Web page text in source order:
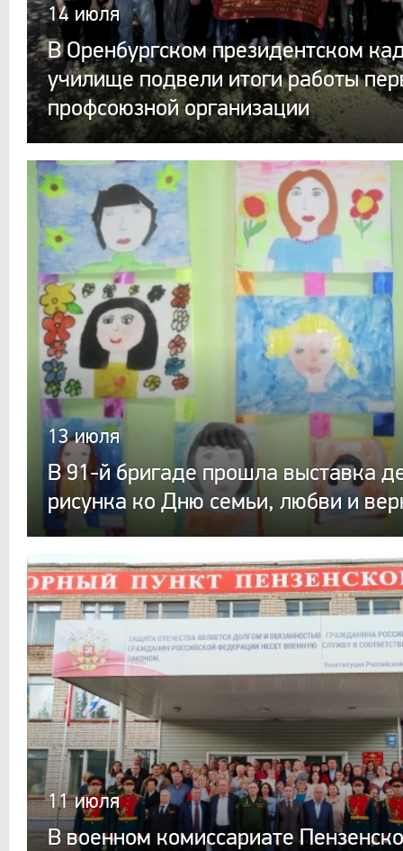
14 июля
В Оренбургском президентском
училище подвели итоги работы
профсоюзной организации
13 июля
В 91-й бригаде прошла выставка
рисунка ко Дню семьи, любви и
11 июля
В военном комиссариате